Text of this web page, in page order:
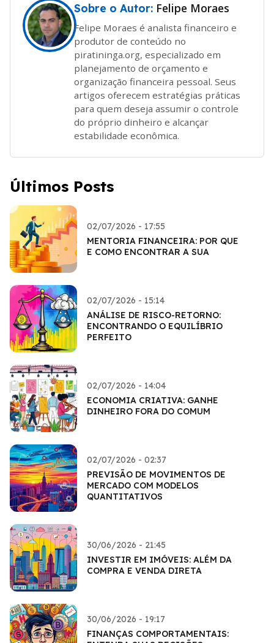
Sobre o Autor: Felipe Moraes
Felipe Moraes é analista financeiro e
produtor de conteúdo no
piratininga.org, especializado em
planejamento de orçamento e
organização financeira pessoal. Seus
artigos oferecem estratégias práticas
para quem deseja assumir o controle
do próprio dinheiro e alcançar
estabilidade econômica.
Últimos Posts
02/07/2026 - 17:55
MENTORIA FINANCEIRA: POR QUE
E COMO ENCONTRAR A SUA
02/07/2026 - 15:14
ANÁLISE DE RISCO-RETORNO:
ENCONTRANDO O EQUILÍBRIO
PERFEITO
02/07/2026 - 14:04
ECONOMIA CRIATIVA: GANHE
DINHEIRO FORA DO COMUM
02/07/2026 - 02:37
PREVISÃO DE MOVIMENTOS DE
MERCADO COM MODELOS
QUANTITATIVOS
30/06/2026 - 21:45
INVESTIR EM IMÓVEIS: ALÉM DA
COMPRA E VENDA DIRETA
30/06/2026 - 19:17
FINANÇAS COMPORTAMENTAIS: